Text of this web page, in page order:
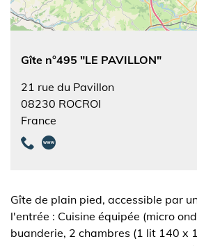
Gîte n°495 "LE PAVILLON"
21 rue du Pavillon
08230 ROCROI
France
Gîte de plain pied, accessible par
l'entrée : Cuisine équipée (micro
buanderie, 2 chambres (1 lit 140 x